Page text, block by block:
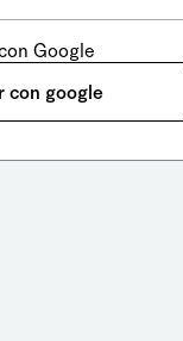
Google
con google